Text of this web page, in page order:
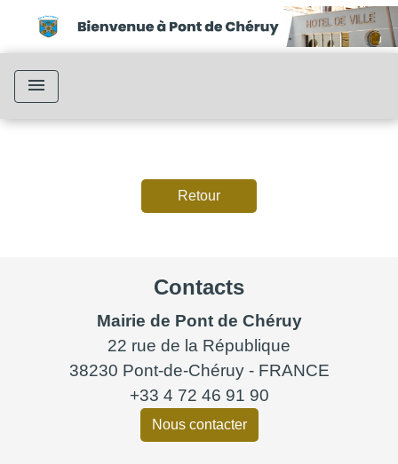
menu
Retour
Contacts
Mairie de Pont de Chéruy
22 rue de la République
38230 Pont-de-Chéruy - FRANCE
+33 4 72 46 91 90
Nous contacter